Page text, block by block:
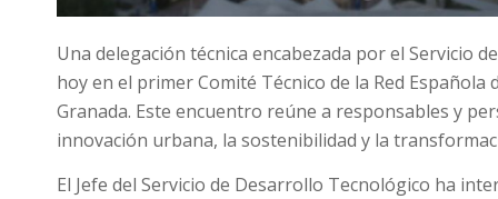
Una delegación técnica encabezada por el Servicio
hoy en el primer Comité Técnico de la Red Española
Granada. Este encuentro reúne a responsables y
innovación urbana, la sostenibilidad y la
El Jefe del Servicio de Desarrollo Tecnológico ha